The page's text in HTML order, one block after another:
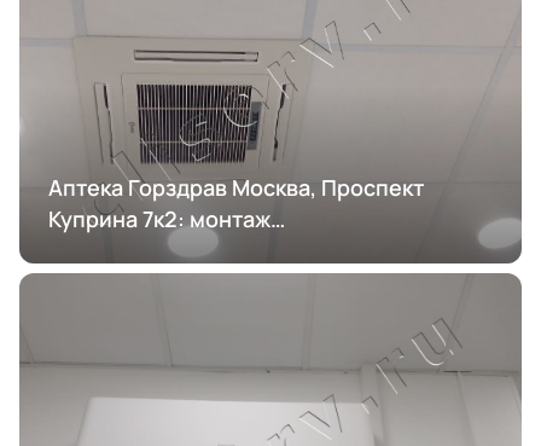
Аптека Горздрав Москва, Проспект
Куприна 7к2: монтаж
кондиционирования